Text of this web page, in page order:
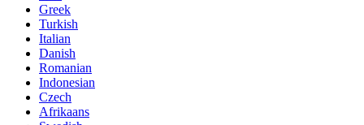
Greek
Turkish
Italian
Danish
Romanian
Indonesian
Czech
Afrikaans